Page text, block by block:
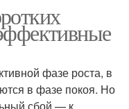
фазе роста, в
в фазе покоя. Но